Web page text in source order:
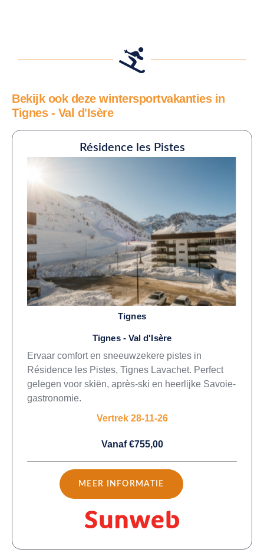
Bekijk ook deze wintersportvakanties in
Tignes - Val d'Isère
Résidence les Pistes
Tignes
Tignes - Val d'Isère
Ervaar comfort en sneeuwzekere pistes in
Résidence les Pistes, Tignes Lavachet. Perfect
gelegen voor skiën, après-ski en heerlijke Savoie-
gastronomie.
Vertrek 28-11-26
Vanaf €755,00
MEER INFORMATIE